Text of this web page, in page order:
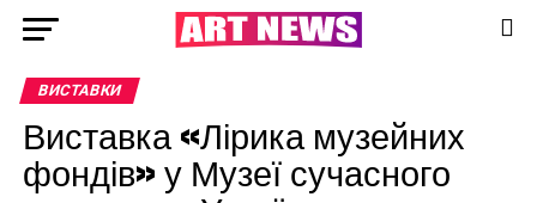
ВИСТАВКИ
Виставка «Лірика музейних
фондів» у Музеї сучасного